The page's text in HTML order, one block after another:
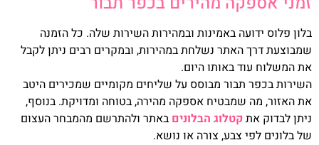
בלון פלוס ידועה באמינות ובמהירות השירות שלה. כל הזמנה
שמבוצעת דרך האתר נשלחת במהירות, ובמקרים רבים ניתן לקבל
את המשלוח עוד באותו היום.
השירות בכפר תבור מבוסס על שליחים מקומיים שמכירים היטב
את האזור, מה שמבטיח אספקה מהירה, בטוחה ומדויקת. בנוסף,
ניתן לבדוק את קטלוג הבלונים באתר ולהתרשם מהמבחר העצום
של בלונים לפי צבע, צורה או נושא.